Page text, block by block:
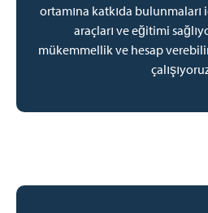
ortamına katkıda
araçları ve eğitimi
mükemmellik ve hesap